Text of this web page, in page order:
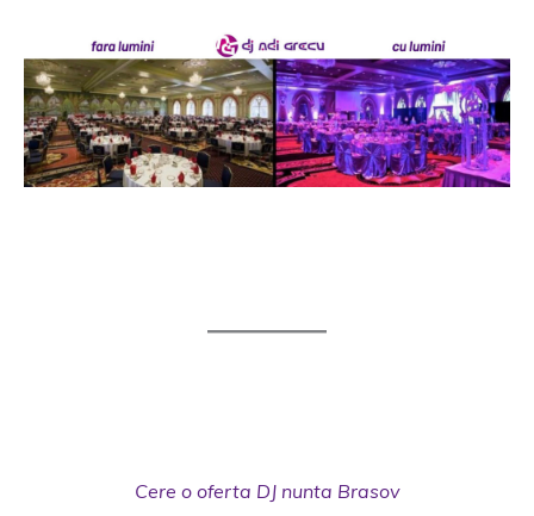
Cere o oferta DJ nunta Brasov